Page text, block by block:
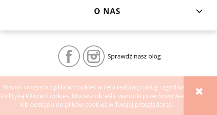
Strona korzysta z plików cookies w celu realizacji usług i zgodnie z
Polityką Plików Cookies. Możesz określić warunki przechowywania
lub dostępu do plików cookies w Twojej przeglądarce.
O NAS
Sprawdź nasz blog
POKAŻ PEŁNĄ WERSJĘ STRONY
Sklep internetowy Shoper.pl